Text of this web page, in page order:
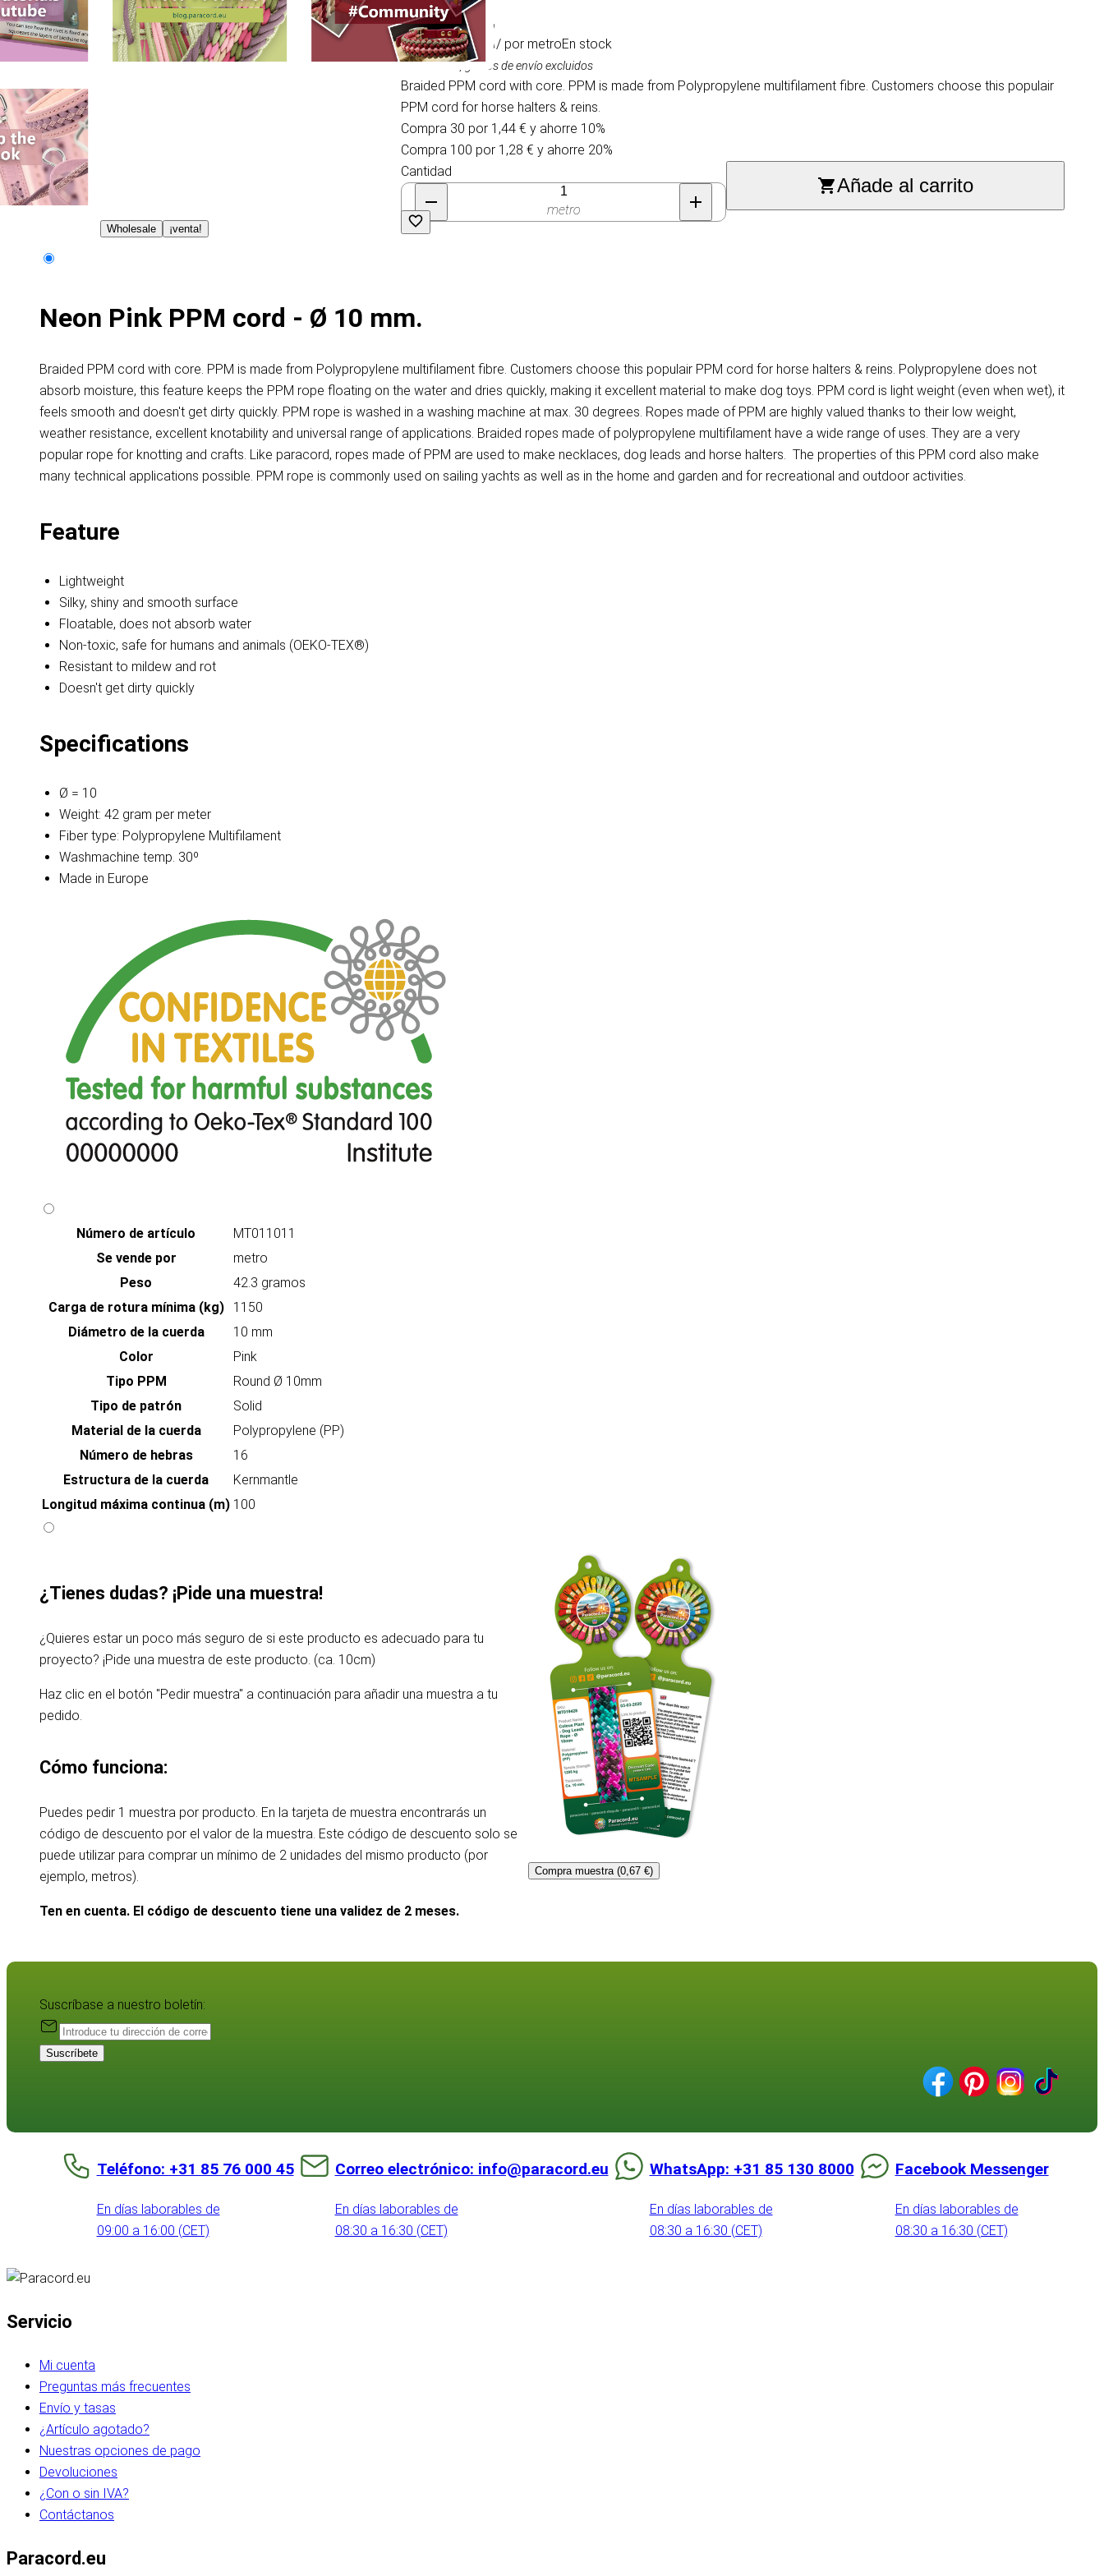
Wholesale ¡venta!
1,60 €/ por metroEn stock
IVA incluido, gastos de envío excluidos
Braided PPM cord with core. PPM is made from Polypropylene multifilament fibre. Customers choose this populair
PPM cord for horse halters & reins.
Compra 30 por 1,44 € y ahorre 10%
Compra 100 por 1,28 € y ahorre 20%
Cantidad
metro
Añade al carrito
Neon Pink PPM cord - Ø 10 mm.
Braided PPM cord with core. PPM is made from Polypropylene multifilament fibre. Customers choose this populair PPM cord for horse halters & reins. Polypropylene does not
absorb moisture, this feature keeps the PPM rope floating on the water and dries quickly, making it excellent material to make dog toys. PPM cord is light weight (even when wet), it
feels smooth and doesn't get dirty quickly. PPM rope is washed in a washing machine at max. 30 degrees. Ropes made of PPM are highly valued thanks to their low weight,
weather resistance, excellent knotability and universal range of applications. Braided ropes made of polypropylene multifilament have a wide range of uses. They are a very
popular rope for knotting and crafts. Like paracord, ropes made of PPM are used to make necklaces, dog leads and horse halters. The properties of this PPM cord also make
many technical applications possible. PPM rope is commonly used on sailing yachts as well as in the home and garden and for recreational and outdoor activities.
Feature
Lightweight
Silky, shiny and smooth surface
Floatable, does not absorb water
Non-toxic, safe for humans and animals (OEKO-TEX®)
Resistant to mildew and rot
Doesn't get dirty quickly
Specifications
Ø = 10
Weight: 42 gram per meter
Fiber type: Polypropylene Multifilament
Washmachine temp. 30º
Made in Europe
Número de artículo
MT011011
Se vende por
metro
Peso
42.3 gramos
Carga de rotura mínima (kg)
1150
Diámetro de la cuerda
10 mm
Color
Pink
Tipo PPM
Round Ø 10mm
Tipo de patrón
Solid
Material de la cuerda
Polypropylene (PP)
Número de hebras
16
Estructura de la cuerda
Kernmantle
Longitud máxima continua (m) 100
¿Tienes dudas? ¡Pide una muestra!
¿Quieres estar un poco más seguro de si este producto es adecuado para tu
proyecto? ¡Pide una muestra de este producto. (ca. 10cm)
Haz clic en el botón "Pedir muestra" a continuación para añadir una muestra a tu
pedido.
Cómo funciona:
Puedes pedir 1 muestra por producto. En la tarjeta de muestra encontrarás un
código de descuento por el valor de la muestra. Este código de descuento solo se
puede utilizar para comprar un mínimo de 2 unidades del mismo producto (por
ejemplo, metros).
Ten en cuenta. El código de descuento tiene una validez de 2 meses.
Compra muestra (0,67 €)
Suscríbase a nuestro boletín:
Suscríbete
Teléfono: +31 85 76 000 45
En días laborables de
09:00 a 16:00 (CET)
Correo electrónico: info@paracord.eu
En días laborables de
08:30 a 16:30 (CET)
WhatsApp: +31 85 130 8000
En días laborables de
08:30 a 16:30 (CET)
Facebook Messenger
En días laborables de
08:30 a 16:30 (CET)
Servicio
Mi cuenta
Preguntas más frecuentes
Envío y tasas
¿Artículo agotado?
Nuestras opciones de pago
Devoluciones
¿Con o sin IVA?
Contáctanos
Paracord.eu